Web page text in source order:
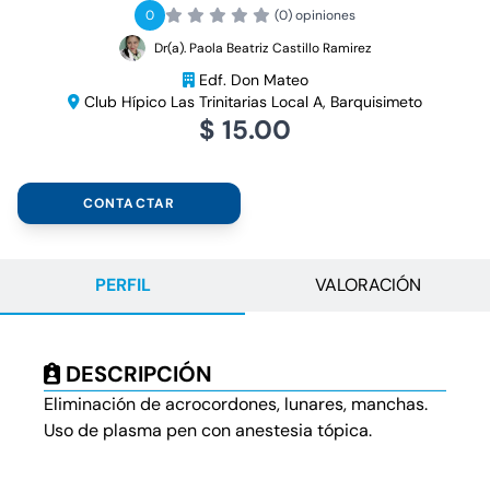
0
(0) opiniones
Dr(a). Paola Beatriz Castillo Ramirez
Edf. Don Mateo
Club Hípico Las Trinitarias Local A, Barquisimeto
$ 15.00
CONTACTAR
PERFIL VALORACIÓN
DESCRIPCIÓN
Eliminación de acrocordones, lunares, manchas.
Uso de plasma pen con anestesia tópica.